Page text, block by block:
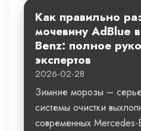
Как правильно
мочевину AdBlue
Benz: полное
экспертов
2026-02-28
Зимние морозы –
системы очистки
современных